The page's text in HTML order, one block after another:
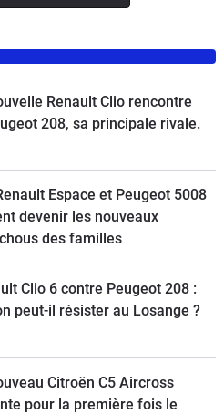
Renault Clio rencontre
208, sa principale rivale.
Espace et Peugeot 5008
devenir les nouveaux
des familles
Clio 6 contre Peugeot 208 :
peut-il résister au Losange ?
Citroën C5 Aircross
pour la première fois le